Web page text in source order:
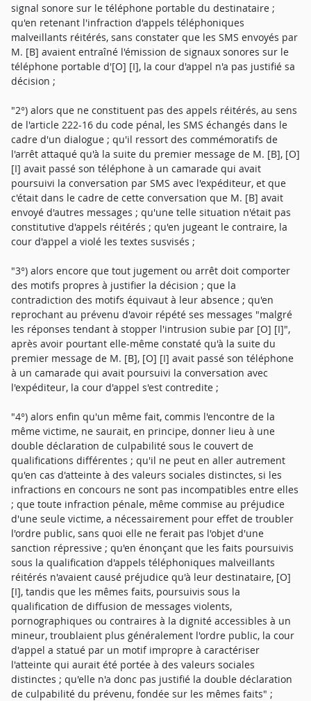
signal sonore sur le téléphone portable du destinataire ;
qu'en retenant l'infraction d'appels téléphoniques
malveillants réitérés, sans constater que les SMS envoyés par
M. [B] avaient entraîné l'émission de signaux sonores sur le
téléphone portable d'[O] [I], la cour d'appel n'a pas justifié sa
décision ;
"2°) alors que ne constituent pas des appels réitérés, au sens
de l'article 222-16 du code pénal, les SMS échangés dans le
cadre d'un dialogue ; qu'il ressort des commémoratifs de
l'arrêt attaqué qu'à la suite du premier message de M. [B], [O]
[I] avait passé son téléphone à un camarade qui avait
poursuivi la conversation par SMS avec l'expéditeur, et que
c'était dans le cadre de cette conversation que M. [B] avait
envoyé d'autres messages ; qu'une telle situation n'était pas
constitutive d'appels réitérés ; qu'en jugeant le contraire, la
cour d'appel a violé les textes susvisés ;
"3°) alors encore que tout jugement ou arrêt doit comporter
des motifs propres à justifier la décision ; que la
contradiction des motifs équivaut à leur absence ; qu'en
reprochant au prévenu d'avoir répété ses messages "malgré
les réponses tendant à stopper l'intrusion subie par [O] [I]",
après avoir pourtant elle-même constaté qu'à la suite du
premier message de M. [B], [O] [I] avait passé son téléphone
à un camarade qui avait poursuivi la conversation avec
l'expéditeur, la cour d'appel s'est contredite ;
"4°) alors enfin qu'un même fait, commis l'encontre de la
même victime, ne saurait, en principe, donner lieu à une
double déclaration de culpabilité sous le couvert de
qualifications différentes ; qu'il ne peut en aller autrement
qu'en cas d'atteinte à des valeurs sociales distinctes, si les
infractions en concours ne sont pas incompatibles entre elles
; que toute infraction pénale, même commise au préjudice
d'une seule victime, a nécessairement pour effet de troubler
l'ordre public, sans quoi elle ne ferait pas l'objet d'une
sanction répressive ; qu'en énonçant que les faits poursuivis
sous la qualification d'appels téléphoniques malveillants
réitérés n'avaient causé préjudice qu'à leur destinataire, [O]
[I], tandis que les mêmes faits, poursuivis sous la
qualification de diffusion de messages violents,
pornographiques ou contraires à la dignité accessibles à un
mineur, troublaient plus généralement l'ordre public, la cour
d'appel a statué par un motif impropre à caractériser
l'atteinte qui aurait été portée à des valeurs sociales
distinctes ; qu'elle n'a donc pas justifié la double déclaration
de culpabilité du prévenu, fondée sur les mêmes faits" ;